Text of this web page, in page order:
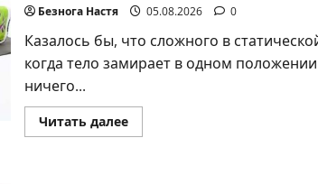
Безнога Настя 05.08.2026 0
Казалось бы, что сложного в
когда тело замирает в одном
ничего...
Читать далееПрочитать
больше